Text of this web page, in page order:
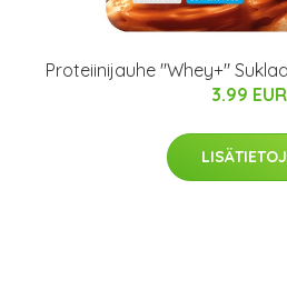
Proteiinijauhe "Whey+"
3.99 EUR